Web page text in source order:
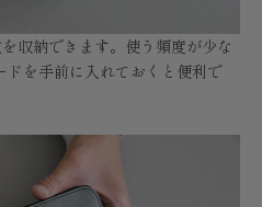
収納できます。使う頻度が少な
ドを手前に入れておくと便利で